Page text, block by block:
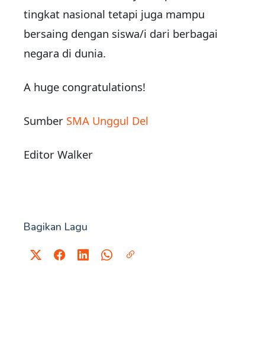
tingkat nasional tetapi juga mampu
bersaing dengan siswa/i dari berbagai
negara di dunia.
A huge congratulations!
Sumber SMA Unggul Del
Editor Walker
Bagikan Lagu